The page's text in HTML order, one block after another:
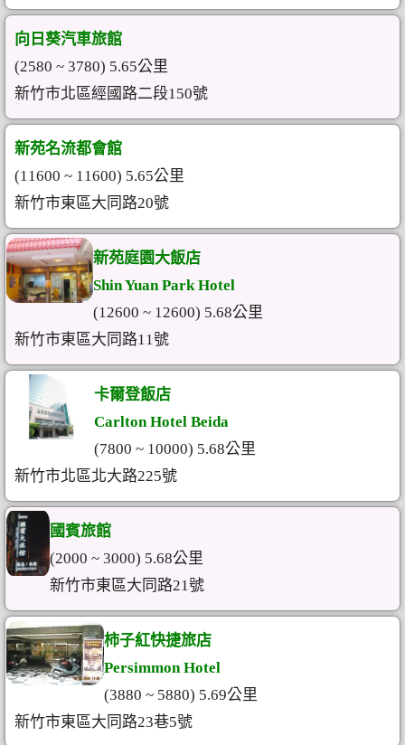
向日葵汽車旅館
(2580 ~ 3780) 5.65公里
新竹市北區經國路二段150號
新苑名流都會館
(11600 ~ 11600) 5.65公里
新竹市東區大同路20號
新苑庭園大飯店
Shin Yuan Park Hotel
(12600 ~ 12600) 5.68公里
新竹市東區大同路11號
卡爾登飯店
Carlton Hotel Beida
(7800 ~ 10000) 5.68公里
新竹市北區北大路225號
國賓旅館
(2000 ~ 3000) 5.68公里
新竹市東區大同路21號
柿子紅快捷旅店
Persimmon Hotel
(3880 ~ 5880) 5.69公里
新竹市東區大同路23巷5號